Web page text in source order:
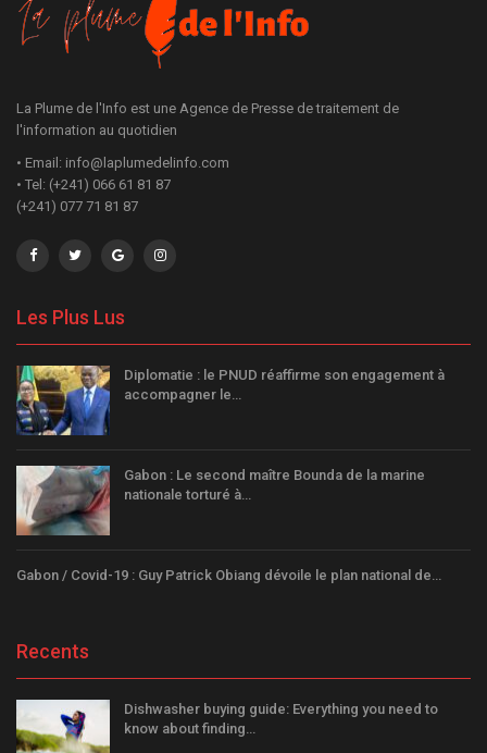
La Plume de l'Info est une Agence de Presse de traitement de
l'information au quotidien
• Email: info@laplumedelinfo.com
• Tel: (+241) 066 61 81 87
(+241) 077 71 81 87
Les Plus Lus
Diplomatie : le PNUD réaffirme son engagement à
accompagner le…
Gabon : Le second maître Bounda de la marine
nationale torturé à…
Gabon / Covid-19 : Guy Patrick Obiang dévoile le plan national de…
Recents
Dishwasher buying guide: Everything you need to
know about finding…